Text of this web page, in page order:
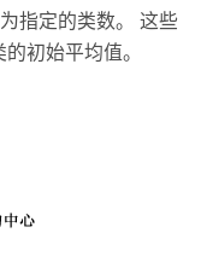
指定的类数。 这些
初始平均值。